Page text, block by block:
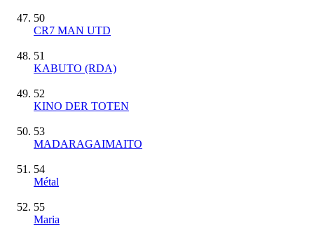
50
CR7 MAN UTD
51
KABUTO (RDA)
52
KINO DER TOTEN
53
MADARAGAIMAITO
54
Métal
55
Maria